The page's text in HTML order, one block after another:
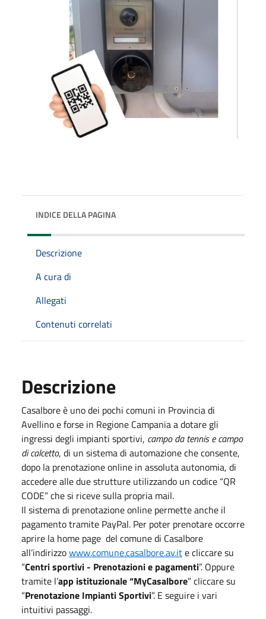
INDICE DELLA PAGINA
Descrizione
A cura di
Allegati
Contenuti correlati
Descrizione
Casalbore è uno dei pochi comuni in Provincia di
Avellino e forse in Regione Campania a dotare gli
ingressi degli impianti sportivi, campo da tennis e campo
di calcetto, di un sistema di automazione che consente,
dopo la prenotazione online in assoluta autonomia, di
accedere alle due strutture utilizzando un codice “QR
CODE” che si riceve sulla propria mail.
Il sistema di prenotazione online permette anche il
pagamento tramite PayPal. Per poter prenotare occorre
aprire la home page del comune di Casalbore
all’indirizzowww.comune.casalbore.av.ite cliccare su
“Centri sportivi - Prenotazioni e pagamenti”. Oppure
tramite l’app istituzionale “MyCasalbore” cliccare su
“Prenotazione Impianti Sportivi”. E seguire i vari
intuitivi passaggi.